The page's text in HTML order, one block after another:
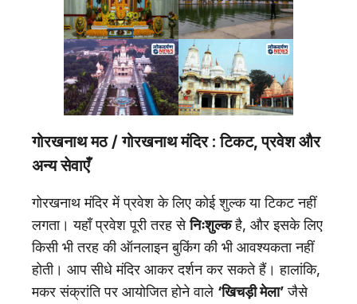
गोरखनाथ मठ /गोरखनाथ मंदिर :टिकट, प्रवेश और
अन्य सेवाएँ
गोरखनाथ मंदिर में प्रवेश के लिए कोई शुल्क या टिकट नहीं
लगता। यहाँ प्रवेश पूरी तरह सेनिःशुल्कहै, और इसके लिए
किसी भी तरह की ऑनलाइन बुकिंग की भी आवश्यकता नहीं
होती। आप सीधे मंदिर आकर दर्शन कर सकते हैं। हालांकि,
मकर संक्रांति पर आयोजित होने वाले ‘खिचड़ी मेला’जैसे